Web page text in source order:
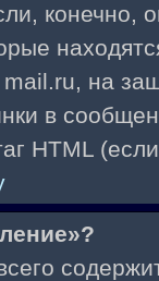
конечно,
mail.ru, на
в
HTML